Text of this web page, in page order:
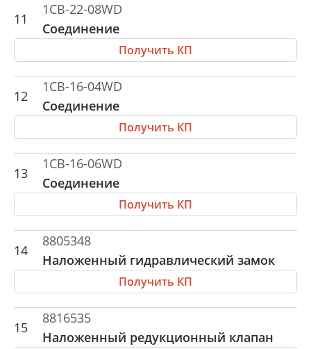
11
1CB-22-08WD
Соединение
Получить КП
12
1CB-16-04WD
Соединение
Получить КП
13
1CB-16-06WD
Соединение
Получить КП
14
8805348
Наложенный гидравлический замок
Получить КП
15
8816535
Наложенный редукционный клапан